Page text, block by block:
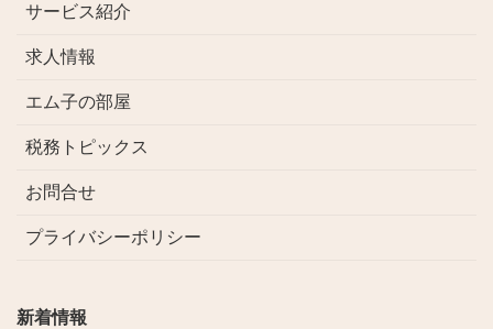
サービス紹介
求人情報
エム子の部屋
税務トピックス
お問合せ
プライバシーポリシー
新着情報